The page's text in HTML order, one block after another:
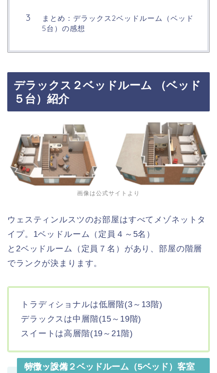
まとめ：デラックス2ベッドルーム（ベッド
5台）の感想
デラックス２ベッドルーム （ベッド
５台）紹介
画像は公式サイトより
ウェスティンルスツのお部屋はすべてメゾネットタ
イプ。1ベッドルーム（定員４～5名）
と2ベッドルーム（定員７名）があり、部屋の階層
でランクが決まります。
トラディショナルは低層階(3～13階)
デラックスは中層階(15～19階)
スイートは高層階(19～21階)
デラックス２ベッドルーム（5ベッド）客室特徴・設備